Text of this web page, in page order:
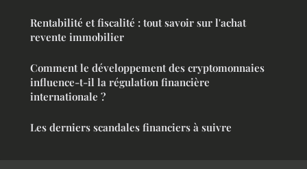
Rentabilité et fiscalité : tout savoir sur l'achat
revente immobilier
Comment le développement des cryptomonnaies
influence-t-il la régulation financière
internationale ?
Les derniers scandales financiers à suivre